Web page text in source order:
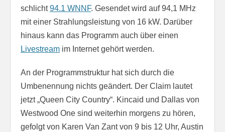
schlicht94.1 WNNF. Gesendet wird auf 94,1 MHz
mit einer Strahlungsleistung von 16 kW. Darüber
hinaus kann das Programm auch über einen
Livestream im Internet gehört werden.
An der Programmstruktur hat sich durch die
Umbenennung nichts geändert. Der Claim lautet
jetzt „Queen City Country“. Kincaid und Dallas von
Westwood One sind weiterhin morgens zu hören,
gefolgt von Karen Van Zant von 9 bis 12 Uhr, Austin